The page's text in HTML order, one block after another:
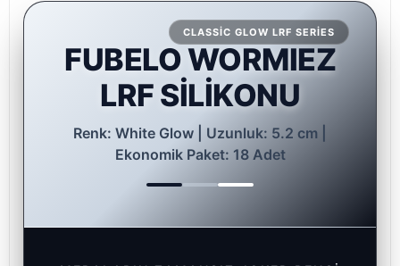
CLASSIC GLOW LRF SERIES
FUBELO WORMIEZ
LRF SİLİKONU
Renk: White Glow | Uzunluk: 5.2 cm |
Ekonomik Paket: 18 Adet